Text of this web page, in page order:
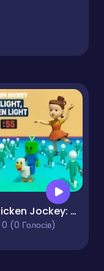
Chicken Jockey: Red Light Green Light
0 (0 Голосів)